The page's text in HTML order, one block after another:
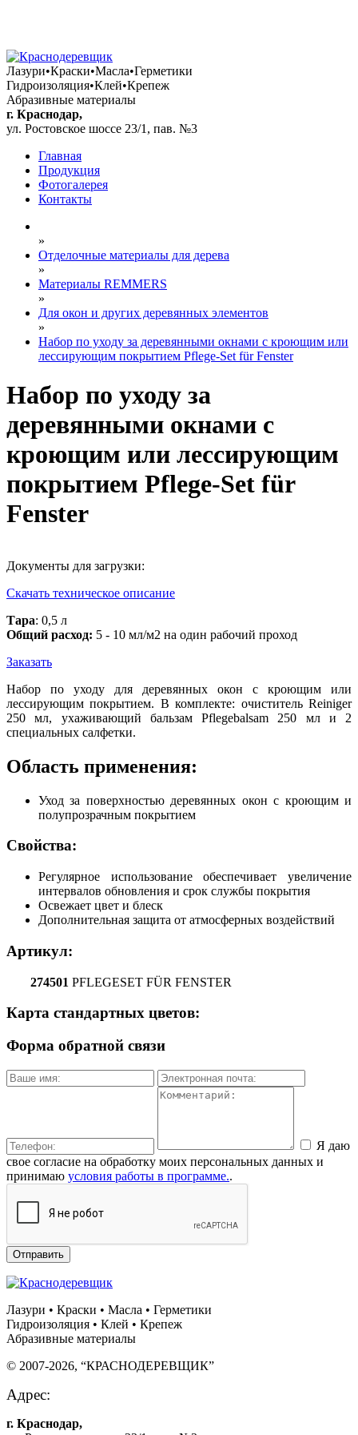
Лазури•Краски•Масла•Герметики
Гидроизоляция•Клей•Крепеж
Абразивные материалы
г. Краснодар,
ул. Ростовское шоссе 23/1, пав. №3
Главная
Продукция
Фотогалерея
Контакты
»
Отделочные материалы для дерева
»
Материалы REMMERS
»
Для окон и других деревянных элементов
»
Набор по уходу за деревянными окнами с кроющим или
лессирующим покрытием Pflege-Set für Fenster
Набор по уходу за
деревянными окнами с
кроющим или лессирующим
покрытием Pflege-Set für
Fenster
Документы для загрузки:
Скачать техническое описание
Тара: 0,5 л
Общий расход: 5 - 10 мл/м2 на один рабочий проход
Заказать
Набор по уходу для деревянных окон с кроющим или
лессирующим покрытием. В комплекте: очиститель Reiniger
250 мл, ухаживающий бальзам Pflegebalsam 250 мл и 2
специальных салфетки.
Область применения:
Уход за поверхностью деревянных окон с кроющим и
полупрозрачным покрытием
Свойства:
Регулярное использование обеспечивает увеличение
интервалов обновления и срок службы покрытия
Освежает цвет и блеск
Дополнительная защита от атмосферных воздействий
Артикул:
274501 PFLEGESET FÜR FENSTER
Карта стандартных цветов:
Форма обратной связи
Я даю
свое согласие на обработку моих персональных данных и
принимаю условия работы в программе..
Отправить
Лазури • Краски • Масла • Герметики
Гидроизоляция • Клей • Крепеж
Абразивные материалы
© 2007-2026, “КРАСНОДЕРЕВЩИК”
Адрес:
г. Краснодар,